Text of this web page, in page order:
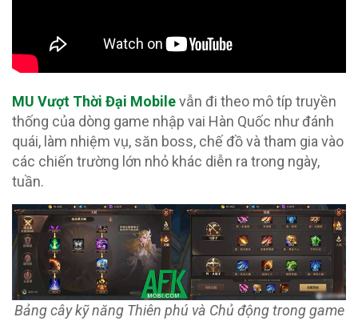
MU Vượt Thời Đại Mobilevẫn đi theo mô típ truyền
thống của dòng game nhập vai Hàn Quốc như đánh
quái, làm nhiệm vụ, săn boss, chế đồ và tham gia vào
các chiến trường lớn nhỏ khác diễn ra trong ngày,
tuần.
Bảng cây kỹ năng Thiên phú và Chủ động trong game